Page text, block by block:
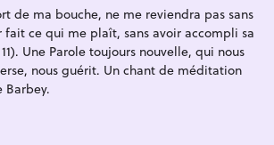
de ma bouche, ne me reviendra pas sans
fait ce qui me plaît, sans avoir accompli sa
Une Parole toujours nouvelle, qui nous
nous guérit. Un chant de méditation
Barbey.